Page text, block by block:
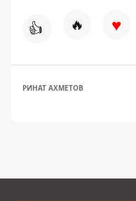
👍 🔥 ♥
РИНАТ АХМЕТОВ